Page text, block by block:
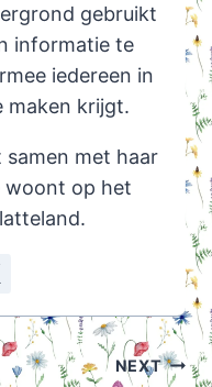
gebruikt
informatie te
iedereen in
maken krijgt.
met haar
woont op het
NEXT